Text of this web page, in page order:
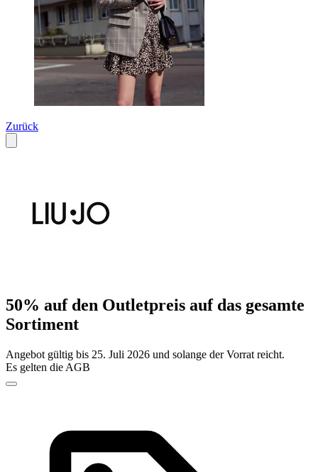
Zurück
50% auf den Outletpreis auf das gesamte
Sortiment
Angebot gültig bis 25. Juli 2026 und solange der Vorrat reicht.
Es gelten die AGB